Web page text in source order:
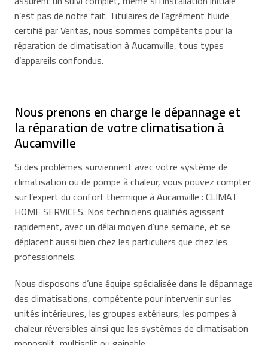
n’est pas de notre fait. Titulaires de l’agrément fluide
certifié par Veritas, nous sommes compétents pour la
réparation de climatisation à Aucamville, tous types
d’appareils confondus.
Nous prenons en charge le dépannage et
la réparation de votre climatisation à
Aucamville
Si des problèmes surviennent avec votre système de
climatisation ou de pompe à chaleur, vous pouvez compter
sur l’expert du confort thermique à Aucamville : CLIMAT
HOME SERVICES. Nos techniciens qualifiés agissent
rapidement, avec un délai moyen d’une semaine, et se
déplacent aussi bien chez les particuliers que chez les
professionnels.
Nous disposons d’une équipe spécialisée dans le dépannage
des climatisations, compétente pour intervenir sur les
unités intérieures, les groupes extérieurs, les pompes à
chaleur réversibles ainsi que les systèmes de climatisation